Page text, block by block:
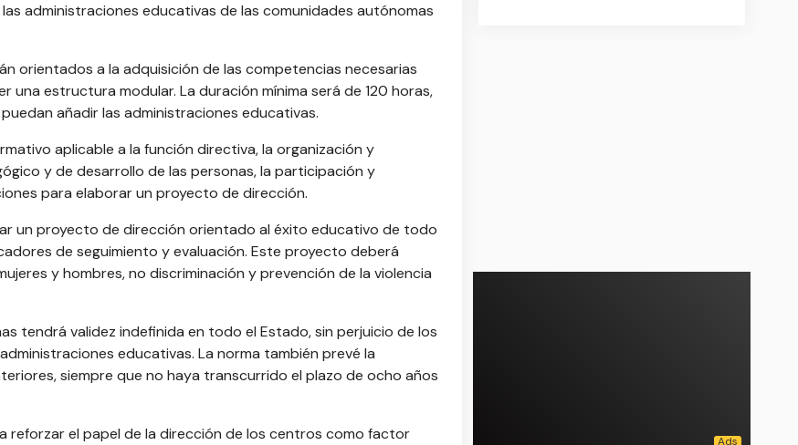
administraciones educativas de las comunidades autónomas
orientados a la adquisición de las competencias necesarias
estructura modular. La duración mínima será de 120 horas,
añadir las administraciones educativas.
aplicable a la función directiva, la organización y
y de desarrollo de las personas, la participación y
para elaborar un proyecto de dirección.
un proyecto de dirección orientado al éxito educativo de todo
de seguimiento y evaluación. Este proyecto deberá
y hombres, no discriminación y prevención de la violencia
tendrá validez indefinida en todo el Estado, sin perjuicio de los
educativas. La norma también prevé la
siempre que no haya transcurrido el plazo de ocho años
reforzar el papel de la dirección de los centros como factor